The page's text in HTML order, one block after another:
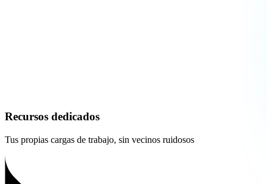
Recursos dedicados
Tus propias cargas de trabajo, sin vecinos ruidosos